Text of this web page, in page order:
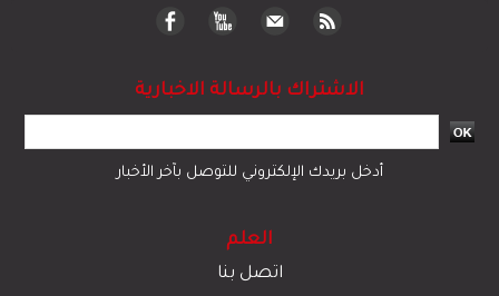
الاشتراك بالرسالة الاخبارية
أدخل بريدك الإلكتروني للتوصل بآخر الأخبار
العلم
اتصل بنا